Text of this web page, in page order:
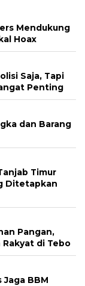
Mendukung
Hoax
Saja, Tapi
Penting
dan Barang
Timur
Ditetapkan
Pangan,
Rakyat di Tebo
Jaga BBM